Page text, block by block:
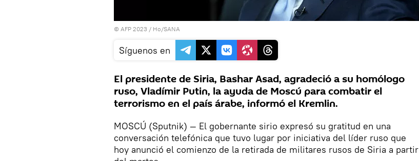
© AFP 2023 / Ho/SANA
Síguenos en
El presidente de Siria, Bashar Asad, agradeció a su homólogo
ruso, Vladímir Putin, la ayuda de Moscú para combatir el
terrorismo en el país árabe, informó el Kremlin.
MOSCÚ (Sputnik) — El gobernante sirio expresó su gratitud en una
conversación telefónica que tuvo lugar por iniciativa del líder ruso que
hoy anunció el comienzo de la retirada de militares rusos de Siria a partir